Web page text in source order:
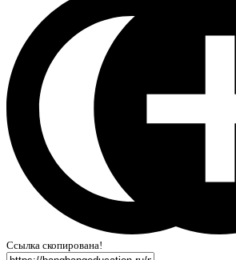
Ссылка скопирована!